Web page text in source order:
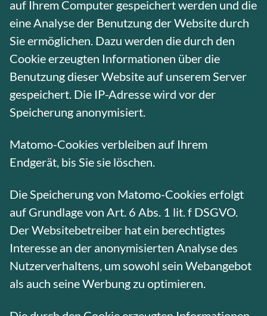
auf Ihrem Computer gespeichert werden und die
eine Analyse der Benutzung der Website durch
Sie ermöglichen. Dazu werden die durch den
Cookie erzeugten Informationen über die
Benutzung dieser Website auf unserem Server
gespeichert. Die IP-Adresse wird vor der
Speicherung anonymisiert.
Matomo-Cookies verbleiben auf Ihrem
Endgerät, bis Sie sie löschen.
Die Speicherung von Matomo-Cookies erfolgt
auf Grundlage von Art. 6 Abs. 1 lit. f DSGVO.
Der Websitebetreiber hat ein berechtigtes
Interesse an der anonymisierten Analyse des
Nutzerverhaltens, um sowohl sein Webangebot
als auch seine Werbung zu optimieren.